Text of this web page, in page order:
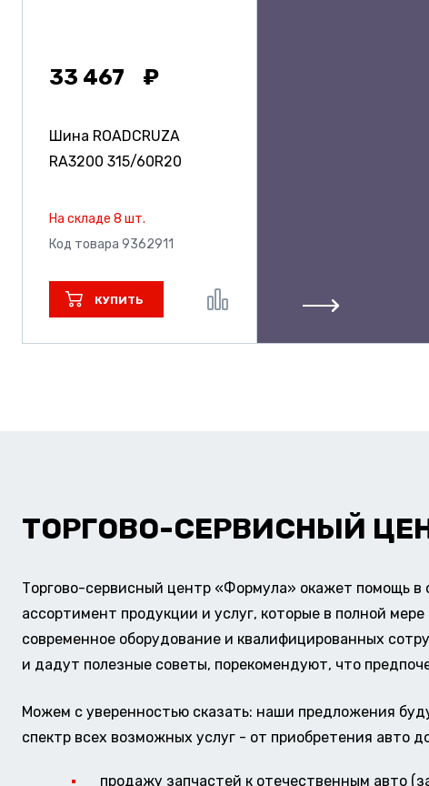
33 467
Шина ROADCRUZA
RA3200 315/60R20
На складе 8 шт.
Код товара 9362911
КУПИТЬ
ТОРГОВО-СЕРВИСНЫЙ
Торгово-сервисный центр «Формула» окажет помощь
ассортимент продукции и услуг, которые в полной
современное оборудование и квалифицированных
и дадут полезные советы, порекомендуют, что
Можем с уверенностью сказать: наши предложения
спектр всех возможных услуг - от приобретения авто
продажу запчастей к отечественным авто